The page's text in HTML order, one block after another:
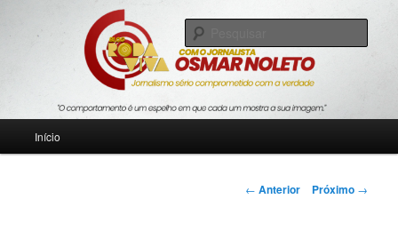
Blog Roda Viva
Jornalismo sério comprometido com a verdade
Início
Navegação
← Anterior Próximo →